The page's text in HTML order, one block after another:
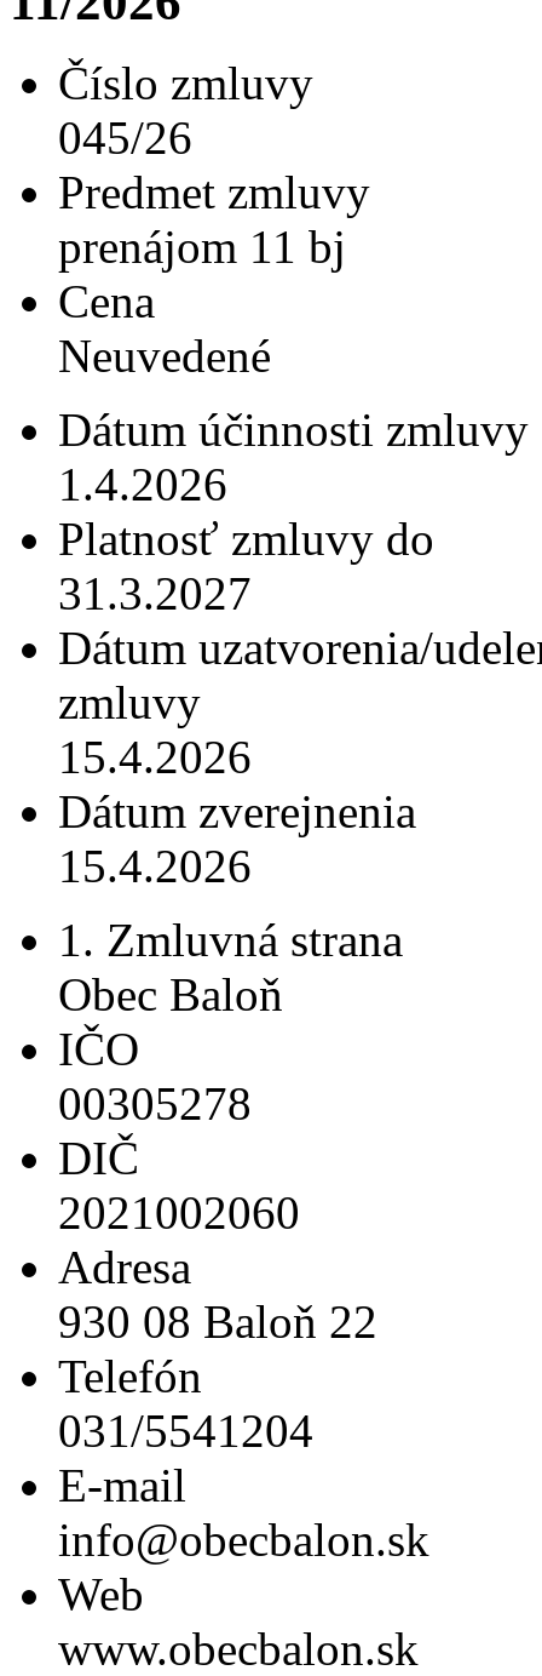
Číslo zmluvy
045/26
Predmet zmluvy
prenájom 11 bj
Cena
Neuvedené
Dátum účinnosti zmluvy
1.4.2026
Platnosť zmluvy do
31.3.2027
Dátum uzatvorenia/
zmluvy
15.4.2026
Dátum zverejnenia
15.4.2026
1. Zmluvná strana
Obec Baloň
IČO
00305278
DIČ
2021002060
Adresa
930 08 Baloň 22
Telefón
031/5541204
E-mail
info@obecbalon.sk
Web
www.obecbalon.sk